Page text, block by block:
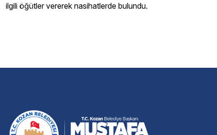
ilgili öğütler vererek nasihatlerde bulundu.